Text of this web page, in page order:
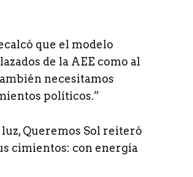
que el modelo
de la AEE como al
necesitamos
políticos.”
Queremos Sol reiteró
cimientos: con energía